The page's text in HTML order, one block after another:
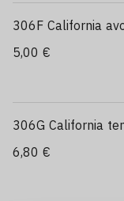
306F California
5,00 €
306G California
6,80 €